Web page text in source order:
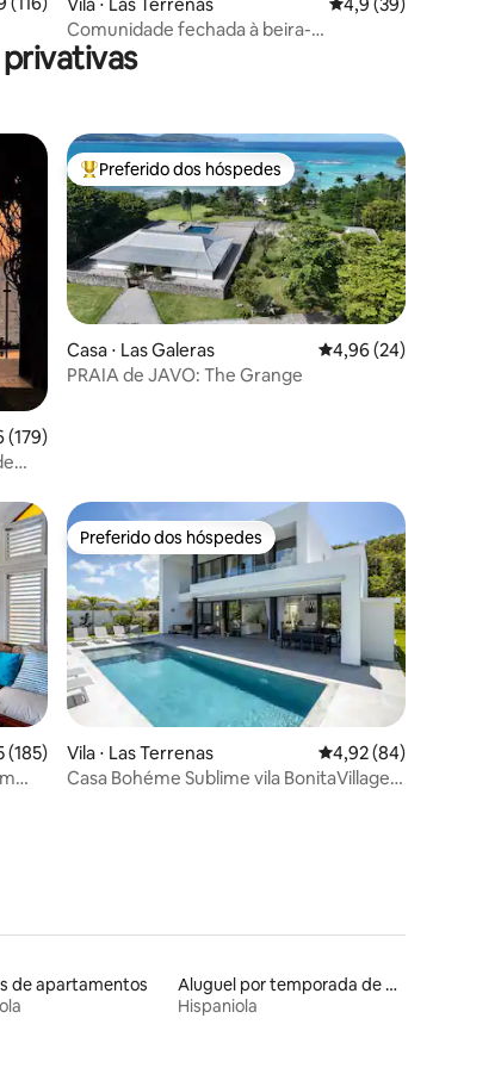
Comunidade fechada à beira-
mar/serviços completos/Playa Bonita
uma avaliação média de 5, 179 avaliações
(179)
Entre os melhores preferidos dos hóspedes
Preferido dos hóspedes
Casa ⋅ Las Galeras 4,96 de uma
4,96 (24)
PRAIA de JAVO: The Grange
uma avaliação média de 5, 185 avaliações
(185)
Preferido dos hóspedes
Preferido dos hóspedes
Vila ⋅ Las Terrenas 4,92 de uma
4,92 (84)
Casa Bohéme Sublime vila BonitaVillage
de apartamentos
Aluguel por temporada de microcasas
Hispaniola